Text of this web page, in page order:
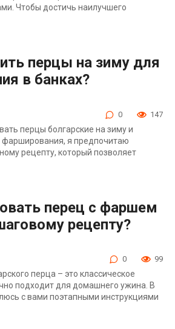
Чтобы достичь наилучшего
перцы на зиму для
в банках?
0 147
перцы болгарские на зиму и
фарширования, я предпочитаю
рецепту, который позволяет
перец с фаршем
рецепту?
0 99
перца – это классическое
подходит для домашнего ужина. В
с вами поэтапными инструкциями